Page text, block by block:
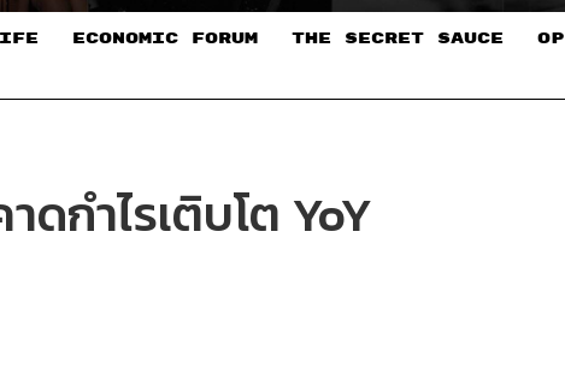
ECONOMIC FORUM THE SECRET SAUCE​
ดกำไรเติบโต YoY